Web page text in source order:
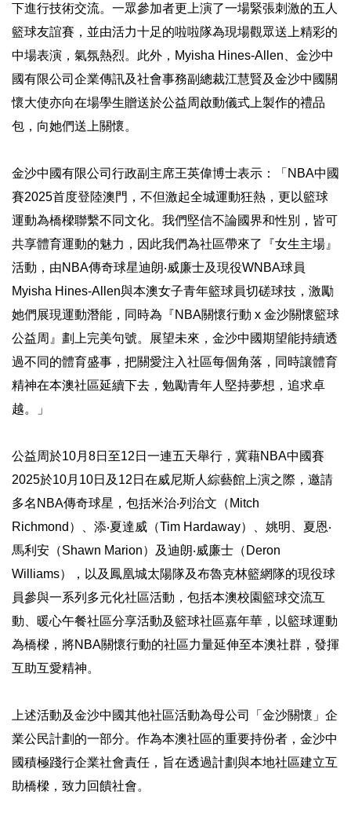
下進行技術交流。一眾參加者更上演了一場緊張刺激的五人
籃球友誼賽，並由活力十足的啦啦隊為現場觀眾送上精彩的
中場表演，氣氛熱烈。此外，Myisha Hines-Allen、金沙中
國有限公司企業傳訊及社會事務副總裁江慧賢及金沙中國關
懷大使亦向在場學生贈送於公益周啟動儀式上製作的禮品
包，向她們送上關懷。
金沙中國有限公司行政副主席王英偉博士表示：「NBA中國
賽2025首度登陸澳門，不但激起全城運動狂熱，更以籃球
運動為橋樑聯繫不同文化。我們堅信不論國界和性別，皆可
共享體育運動的魅力，因此我們為社區帶來了『女生主場』
活動，由NBA傳奇球星迪朗‧威廉士及現役WNBA球員
Myisha Hines-Allen與本澳女子青年籃球員切磋球技，激勵
她們展現運動潛能，同時為『NBA關懷行動 x 金沙關懷籃球
公益周』劃上完美句號。展望未來，金沙中國期望能持續透
過不同的體育盛事，把關愛注入社區每個角落，同時讓體育
精神在本澳社區延續下去，勉勵青年人堅持夢想，追求卓
越。」
公益周於10月8日至12日一連五天舉行，冀藉NBA中國賽
2025於10月10日及12日在威尼斯人綜藝館上演之際，邀請
多名NBA傳奇球星，包括米治‧列治文（Mitch
Richmond）、添‧夏達威（Tim Hardaway）、姚明、夏恩‧
馬利安（Shawn Marion）及迪朗‧威廉士（Deron
Williams），以及鳳凰城太陽隊及布魯克林籃網隊的現役球
員參與一系列多元化社區活動，包括本澳校園籃球交流互
動、暖心午餐社區分享活動及籃球社區嘉年華，以籃球運動
為橋樑，將NBA關懷行動的社區力量延伸至本澳社群，發揮
互助互愛精神。
上述活動及金沙中國其他社區活動為母公司「金沙關懷」企
業公民計劃的一部分。作為本澳社區的重要持份者，金沙中
國積極踐行企業社會責任，旨在透過計劃與本地社區建立互
助橋樑，致力回饋社會。